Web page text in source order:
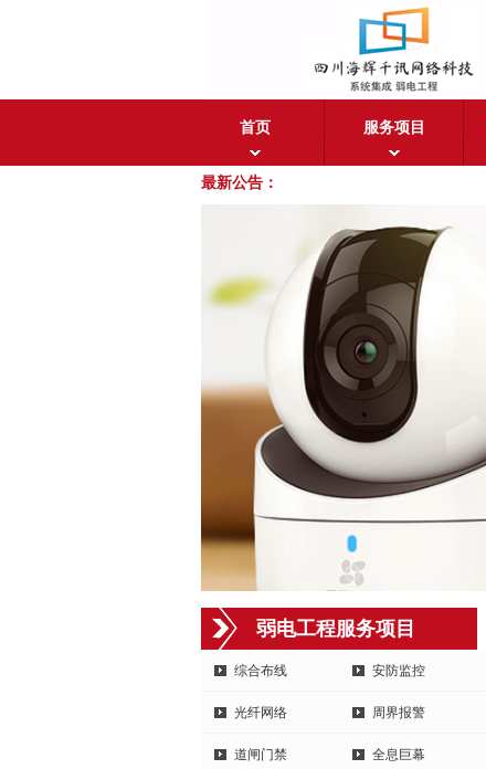
首页 服务项目
最新公告：
弱电工程服务项目
综合布线 安防监控
光纤网络 周界报警
道闸门禁 全息巨幕